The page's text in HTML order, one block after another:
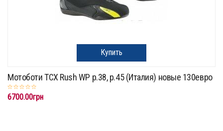
Купить
Мотоботи TCX Rush WP p.38, p.45 (Италия) новые 130евро
6700.00грн